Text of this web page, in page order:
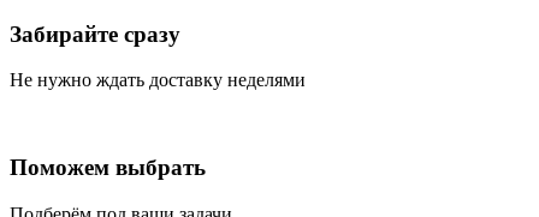
Забирайте сразу
Не нужно ждать доставку неделями
Поможем выбрать